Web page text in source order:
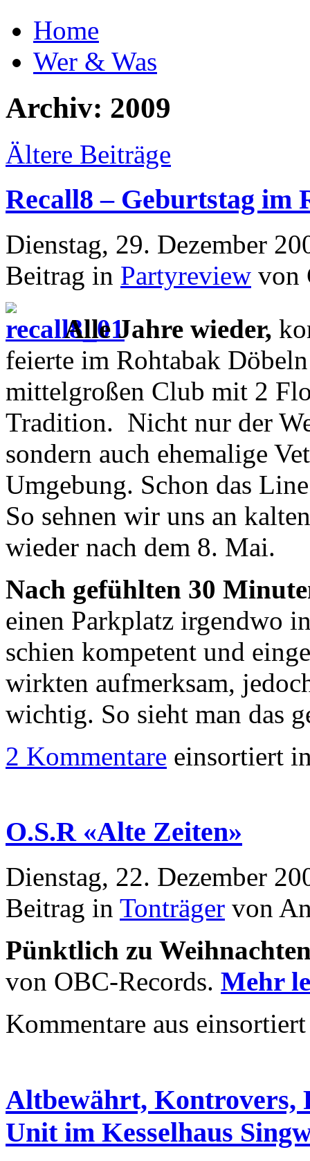
Home
Wer & Was
Archiv: 2009
Ältere Beiträge
Recall8 – Geburtstag im
Dienstag, 29. Dezember
Beitrag in Partyreview von
Alle Jahre wieder,
feierte im Rohtabak
mittelgroßen Club mit 2
Tradition. Nicht nur der
sondern auch ehemalige
Umgebung. Schon das
So sehnen wir uns an
wieder nach dem 8. Mai.
Nach gefühlten 30
einen Parkplatz irgendwo
schien kompetent und
wirkten aufmerksam,
wichtig. So sieht man das
2 Kommentare einsortiert
O.S.R «Alte Zeiten»
Dienstag, 22. Dezember
Beitrag in Tonträger von
Pünktlich zu
von OBC-Records. Mehr
Kommentare aus
Altbewährt, Kontrovers,
Unit im Kesselhaus